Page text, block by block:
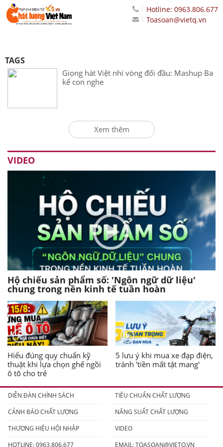
Hotline: 0963.806.677
Toasoan@vietq.vn
TAGS
Giọng hát Việt nhí vòng đối đầu: Mashup Ba
kể con nghe
Xem thêm
VIDEO
Hộ chiếu sản phẩm số: 'Ngôn ngữ dữ liệu'
chung trong nền kinh tế tuần hoàn
Hiểu đúng quy chuẩn kỹ
thuật khi lựa chọn ghế ngồi
ô tô cho trẻ
5 lưu ý khi mua xe đạp điện,
tránh 'tiền mất tật mang'
DIỄN ĐÀN CHÍNH SÁCH
TIÊU CHUẨN CHẤT LƯỢNG
CẢNH BÁO CHẤT LƯỢNG
NĂNG SUẤT CHẤT LƯỢNG
THƯƠNG HIỆU HỘI NHẬP
VIDEO
HOTLINE: 0963.806.677
EMAIL:TOASOAN@VIETQ.VN